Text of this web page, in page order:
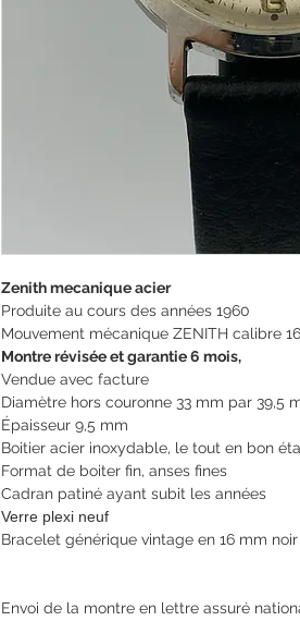
Zenith mecanique acier
Produite au cours des années 1960
Mouvement mécanique ZENITH calibre
Montre révisée et garantie 6 mois,
Vendue avec facture
Diamètre hors couronne 33 mm par 39,5
Épaisseur 9,5 mm
Boitier acier inoxydable, le tout en bon
Format de boiter fin, anses fines
Cadran patiné ayant subit les années
Verre plexi neuf
Bracelet générique vintage en 16 mm noir
Envoi de la montre en lettre assuré